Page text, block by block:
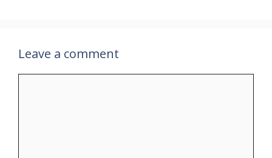
Leave a comment